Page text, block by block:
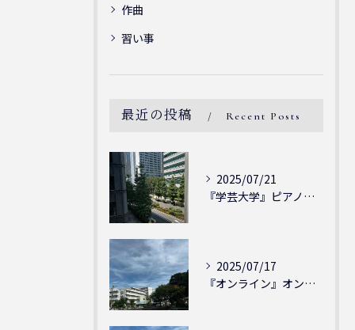
作曲
習い事
最近の投稿 Recent Posts
2025/07/21
『学芸大学』ピアノを弾ける喜び - シェリー・アーツ音楽教室...
2025/07/17
『オンライン』オンラインの会員様大募集中！シェリー・アーツ音...